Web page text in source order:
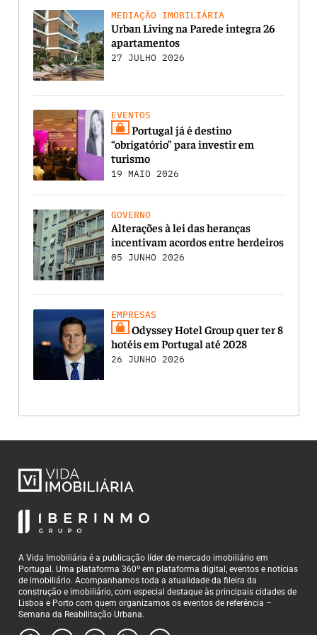
MEDIAÇÃO IMOBILIÁRIA
Urban Living na Parede integra 26
apartamentos
27 JULHO 2026
EVENTOS
Portugal já é destino
“obrigatório” para investir em
turismo
19 MAIO 2026
GOVERNO
Alterações à lei das heranças
incentivam acordos entre herdeiros
05 JUNHO 2026
EMPRESAS
Odyssey Hotel Group quer ter 8
hotéis em Portugal até 2028
26 JUNHO 2026
A Vida Imobiliária é a publicação líder de mercado imobiliário em
Portugal. Uma plataforma 360º em plataforma digital, eventos e notícias
de imobiliário. Acompanhamos toda a atualidade da fileira da
construção e imobiliário, com especial destaque às principais cidades de
Lisboa e Porto com quem organizamos os eventos de referência –
Semana da Reabilitação Urbana.